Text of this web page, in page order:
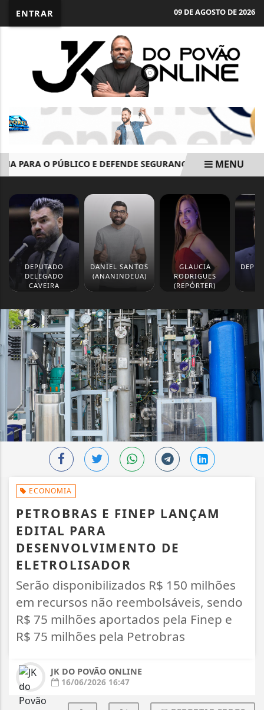
ENTRAR 09 DE AGOSTO DE 2026
PARA O PÚBLICO E DEFENDE SEGURANÇA DO VOTOMENU
DEPUTADO
DELEGADO
CAVEIRA
DANIEL SANTOS
(ANANINDEUA)
GLAUCIA
RODRIGUES
(REPÓRTER)
ECONOMIA
PETROBRAS E FINEP LANÇAM
EDITAL PARA
DESENVOLVIMENTO DE
ELETROLISADOR
Serão disponibilizados R$ 150 milhões
em recursos não reembolsáveis, sendo
R$ 75 milhões aportados pela Finep e
R$ 75 milhões pela Petrobras
JK DO POVÃO ONLINE
16/06/2026 16:47